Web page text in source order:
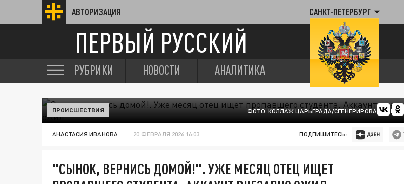
АВТОРИЗАЦИЯ САНКТ-ПЕТЕРБУРГ
ПЕРВЫЙ РУССКИЙ
РУБРИКИ НОВОСТИ АНАЛИТИКА
ФОТО: КОЛЛАЖ ЦАРЬГРАДА/СГЕНЕРИРОВАНО
ПРОИСШЕСТВИЯ
АНАСТАСИЯ ИВАНОВА 20 ФЕВРАЛЯ 2026 16:03 ПОДПИШИТЕСЬ:
"СЫНОК, ВЕРНИСЬ ДОМОЙ!". УЖЕ МЕСЯЦ ОТЕЦ ИЩЕТ